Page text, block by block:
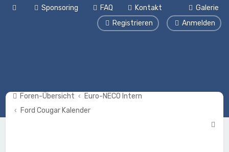
Galerie
Sponsoring FAQ
Kontakt
Anmelden
Registrieren
Foren-Übersicht
Euro-NECO Intern
Ford Cougar Kalender